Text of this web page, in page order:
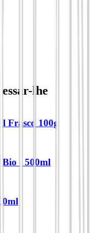
lhe
Frasco 100g
Bio - 500ml